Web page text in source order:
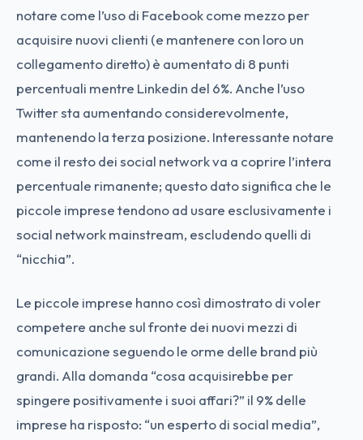
notare come l’uso di Facebook come mezzo per
acquisire nuovi clienti (e mantenere con loro un
collegamento diretto) è aumentato di 8 punti
percentuali mentre Linkedin del 6%. Anche l’uso
Twitter sta aumentando considerevolmente,
mantenendo la terza posizione. Interessante notare
come il resto dei social network va a coprire l’intera
percentuale rimanente; questo dato significa che le
piccole imprese tendono ad usare esclusivamente i
social network mainstream, escludendo quelli di
“nicchia”.
Le piccole imprese hanno così dimostrato di voler
competere anche sul fronte dei nuovi mezzi di
comunicazione seguendo le orme delle brand più
grandi. Alla domanda “cosa acquisirebbe per
spingere positivamente i suoi affari?” il 9% delle
imprese ha risposto: “un esperto di social media”,